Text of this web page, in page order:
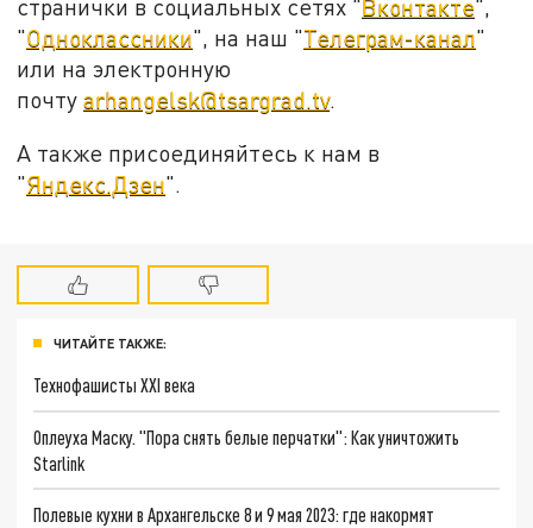
странички в социальных сетях "Вконтакте",
"Одноклассники", на наш "Телеграм-канал"
или на электронную
почтуarhangelsk@tsargrad.tv.
А также присоединяйтесь к нам в
"Яндекс.Дзен".
ЧИТАЙТЕ ТАКЖЕ:
Технофашисты XXI века
Оплеуха Маску. "Пора снять белые перчатки": Как уничтожить
Starlink
Полевые кухни в Архангельске 8 и 9 мая 2023: где накормят